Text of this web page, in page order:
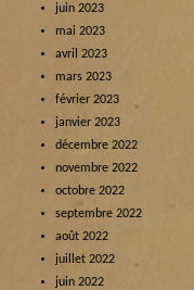
juin 2023
mai 2023
avril 2023
mars 2023
février 2023
janvier 2023
décembre 2022
novembre 2022
octobre 2022
septembre 2022
août 2022
juillet 2022
juin 2022